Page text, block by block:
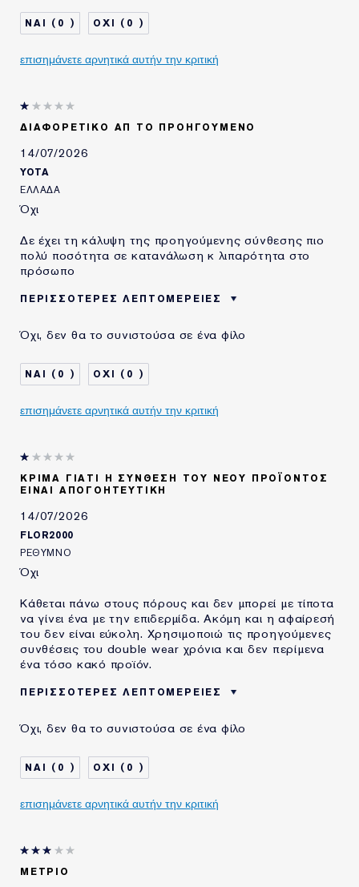
ΑΝΑΓΚΗ ΕΠΙΔΕΡΜΙΔΑΣ
ΠΡΟΪΟΝΤΑ ESTÉE
LAUDER ΓΙΑ
0 0
επισημάνετε αρνητικά αυτήν την κριτική
ΔΙΑΦΟΡΕΤΙΚΌ ΑΠ ΤΟ ΠΡΟΗΓΟΎΜΕΝΟ
14/07/2026
YOTA
ΕΛΛΆΔΑ
Όχι
Δε έχει τη κάλυψη της προηγούμενης σύνθεσης πιο
πολύ ποσότητα σε κατανάλωση κ λιπαρότητα στο
πρόσωπο
ΠΕΡΙΣΣΌΤΕΡΕΣ ΛΕΠΤΟΜΈΡΕΙΕΣ
ΤΥΠΟΣ ΔΕΡΜΑΤΟΣ
ΚΑΝΟΝΙΚΟ/ΜΕΙΚΤΟ
ΑΝΑΓΚΗ ΕΠΙΔΕΡΜΙΔΑΣ
Όχι, δεν θα το συνιστούσα σε ένα φίλο
0 0
επισημάνετε αρνητικά αυτήν την κριτική
ΚΡΊΜΑ ΓΙΑΤΊ Η ΣΎΝΘΕΣΗ ΤΟΥ ΝΈΟΥ ΠΡΟΪΌΝΤΟΣ
ΕΊΝΑΙ ΑΠΟΓΟΗΤΕΥΤΙΚΉ
14/07/2026
FLOR2000
ΡΈΘΥΜΝΟ
Όχι
Κάθεται πάνω στους πόρους και δεν μπορεί με τίποτα
να γίνει ένα με την επιδερμίδα. Ακόμη και η αφαίρεσή
του δεν είναι εύκολη. Χρησιμοποιώ τις προηγούμενες
συνθέσεις του double wear χρόνια και δεν περίμενα
ένα τόσο κακό προϊόν.
ΠΕΡΙΣΣΌΤΕΡΕΣ ΛΕΠΤΟΜΈΡΕΙΕΣ
Του Δέρματος.
ΗΛΙΚΙΑ
25 - 34
ΧΡΗΣΙΜΟΠΟΙΩ
ΠΡΟΪΟΝΤΑ ESTÉE
LAUDER ΓΙΑ
Όχι, δεν θα το συνιστούσα σε ένα φίλο
0 0
επισημάνετε αρνητικά αυτήν την κριτική
ΜΈΤΡΙΟ